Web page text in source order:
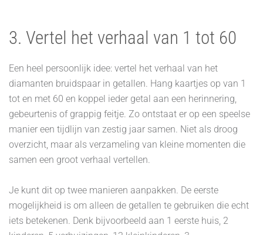
3. Vertel het verhaal van 1 tot 60
Een heel persoonlijk idee: vertel het verhaal van het
diamanten bruidspaar in getallen. Hang kaartjes op van 1
tot en met 60 en koppel ieder getal aan een herinnering,
gebeurtenis of grappig feitje. Zo ontstaat er op een speelse
manier een tijdlijn van zestig jaar samen. Niet als droog
overzicht, maar als verzameling van kleine momenten die
samen een groot verhaal vertellen.
Je kunt dit op twee manieren aanpakken. De eerste
mogelijkheid is om alleen de getallen te gebruiken die echt
iets betekenen. Denk bijvoorbeeld aan 1 eerste huis, 2